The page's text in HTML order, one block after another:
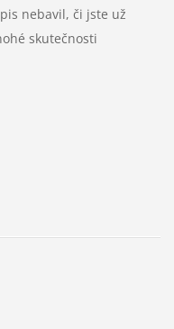
nebavil, či jste už
skutečnosti